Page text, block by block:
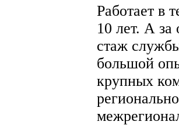
Работает в
10 лет. А
стаж
большой
крупных